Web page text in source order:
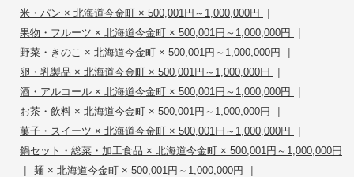
米・パン × 北海道今金町 × 500,001円～1,000,000円 |
果物・フルーツ × 北海道今金町 × 500,001円～1,000,000円 |
野菜・きのこ × 北海道今金町 × 500,001円～1,000,000円 |
卵・乳製品 × 北海道今金町 × 500,001円～1,000,000円 |
酒・アルコール × 北海道今金町 × 500,001円～1,000,000円 |
お茶・飲料 × 北海道今金町 × 500,001円～1,000,000円 |
菓子・スイーツ × 北海道今金町 × 500,001円～1,000,000円 |
鍋セット・総菜・加工食品 × 北海道今金町 × 500,001円～1,000,000円
| 麺 × 北海道今金町 × 500,001円～1,000,000円 |